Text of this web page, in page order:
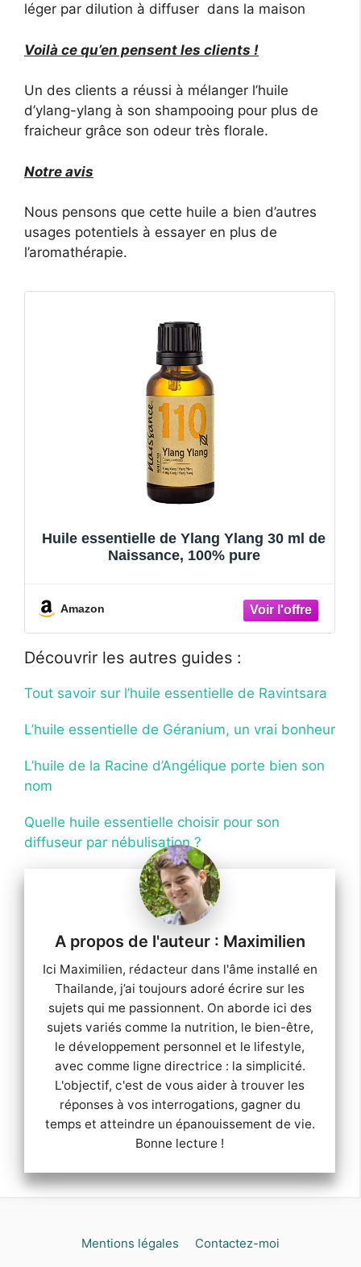
léger par dilution à diffuser dans la maison
Voilà ce qu’en pensent les clients !
Un des clients a réussi à mélanger l’huile
d’ylang-ylang à son shampooing pour plus de
fraicheur grâce son odeur très florale.
Notre avis
Nous pensons que cette huile a bien d’autres
usages potentiels à essayer en plus de
l’aromathérapie.
Huile essentielle de Ylang Ylang 30 ml de
Naissance, 100% pure
Amazon
Découvrir les autres guides :
Tout savoir sur l’huile essentielle de Ravintsara
L’huile essentielle de Géranium, un vrai bonheur
L’huile de la Racine d’Angélique porte bien son
nom
Quelle huile essentielle choisir pour son
diffuseur par nébulisation ?
Maximilien
Ici Maximilien, rédacteur dans l'âme installé en
Thailande, j’ai toujours adoré écrire sur les
sujets qui me passionnent. On aborde ici des
sujets variés comme la nutrition, le bien-être,
le développement personnel et le lifestyle,
avec comme ligne directrice : la simplicité.
L'objectif, c'est de vous aider à trouver les
réponses à vos interrogations, gagner du
temps et atteindre un épanouissement de vie.
Bonne lecture !
Mentions légales
Contactez-moi